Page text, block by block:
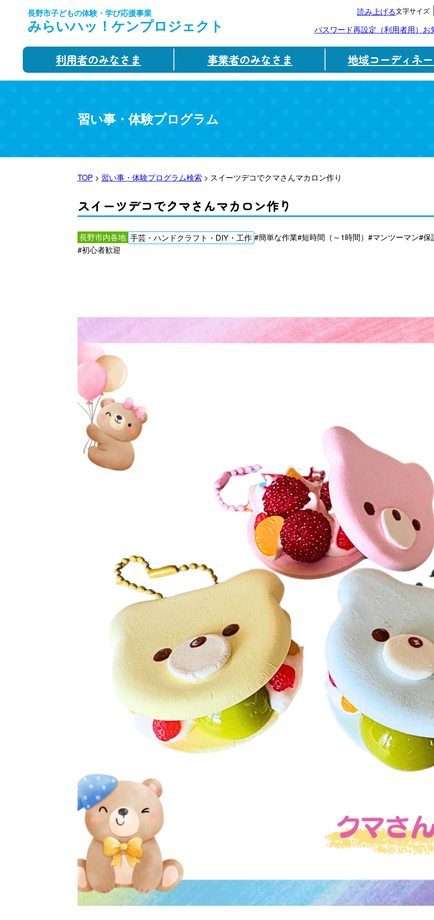
長野市子どもの体験・学び応援事業
みらいハッ！ケンプロジェクト
読み上げる文字サイズ
パスワード再設定（利用者用） お
利用者のみなさま 事業者のみなさま 地域コーディネ
習い事・体験プログラム
TOP > 習い事・体験プログラム検索 > スイーツデコでクマさんマカロン作り
スイーツデコでクマさんマカロン作り
長野市内各地 手芸・ハンドクラフト・DIY・工作 #簡単な作業#短時間（～1時間） #マンツーマン#保
#初心者歓迎